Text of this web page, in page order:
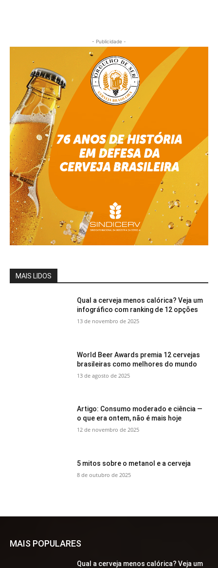
- Publicidade -
MAIS LIDOS
Qual a cerveja menos calórica? Veja um
infográfico com ranking de 12 opções
13 de novembro de 2025
World Beer Awards premia 12 cervejas
brasileiras como melhores do mundo
13 de agosto de 2025
Artigo: Consumo moderado e ciência —
o que era ontem, não é mais hoje
12 de novembro de 2025
5 mitos sobre o metanol e a cerveja
8 de outubro de 2025
MAIS POPULARES
Qual a cerveja menos calórica? Veja um